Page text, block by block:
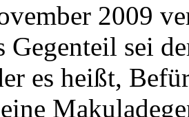
2009
Gegenteil sei
es heißt,